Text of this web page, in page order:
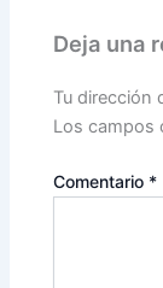
Deja una
Tu dirección
Los campos
Comentario *